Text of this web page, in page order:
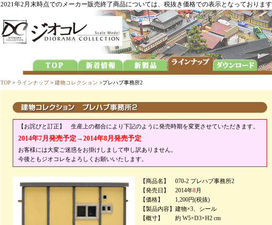
2021年2月末時点でのメーカー販売終了商品については、税抜き価格での表示となっております
TOP > ラインナップ> 建物コレクション >プレハブ事務所2
【お詫びと訂正】 生産上の都合により下記のように発売時期を変更させていただきます。
2014年7月発売予定→2014年8月発売予定
お客様には大変ご迷惑をお掛けしまして申し訳ありません。
今後ともジオコレをよろしくお願いいたします。
【商品名】 070-2 プレハブ事務所2
【発売日】
2014年8月
【価格】
1,200円(税抜)
【製品内容】 建物×3、シール
【概寸】
約 W5×D3×H2 cm